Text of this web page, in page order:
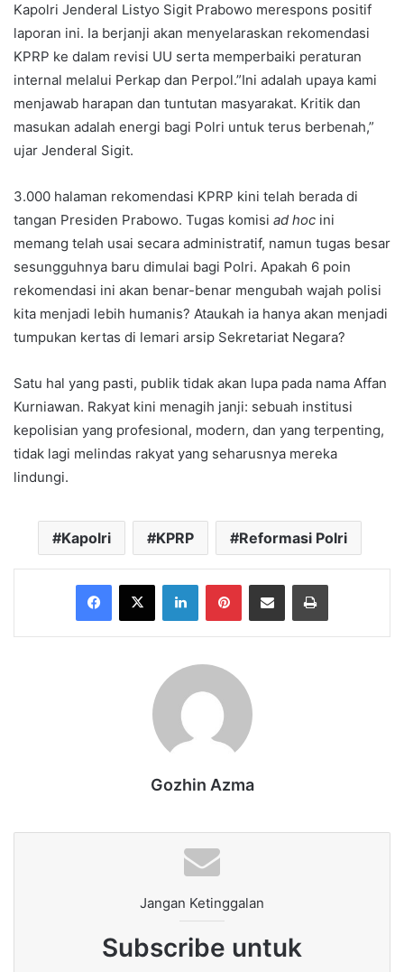
Kapolri Jenderal Listyo Sigit Prabowo merespons positif
laporan ini. Ia berjanji akan menyelaraskan rekomendasi
KPRP ke dalam revisi UU serta memperbaiki peraturan
internal melalui Perkap dan Perpol.”Ini adalah upaya kami
menjawab harapan dan tuntutan masyarakat. Kritik dan
masukan adalah energi bagi Polri untuk terus berbenah,”
ujar Jenderal Sigit.
3.000 halaman rekomendasi KPRP kini telah berada di
tangan Presiden Prabowo. Tugas komisi ad hoc ini
memang telah usai secara administratif, namun tugas besar
sesungguhnya baru dimulai bagi Polri. Apakah 6 poin
rekomendasi ini akan benar-benar mengubah wajah polisi
kita menjadi lebih humanis? Ataukah ia hanya akan menjadi
tumpukan kertas di lemari arsip Sekretariat Negara?
Satu hal yang pasti, publik tidak akan lupa pada nama Affan
Kurniawan. Rakyat kini menagih janji: sebuah institusi
kepolisian yang profesional, modern, dan yang terpenting,
tidak lagi melindas rakyat yang seharusnya mereka
lindungi.
Kapolri KPRP Reformasi Polri
Facebook
X LinkedInPinterestShare via Email Print
Gozhin Azma
Jangan Ketinggalan
Subscribe untuk